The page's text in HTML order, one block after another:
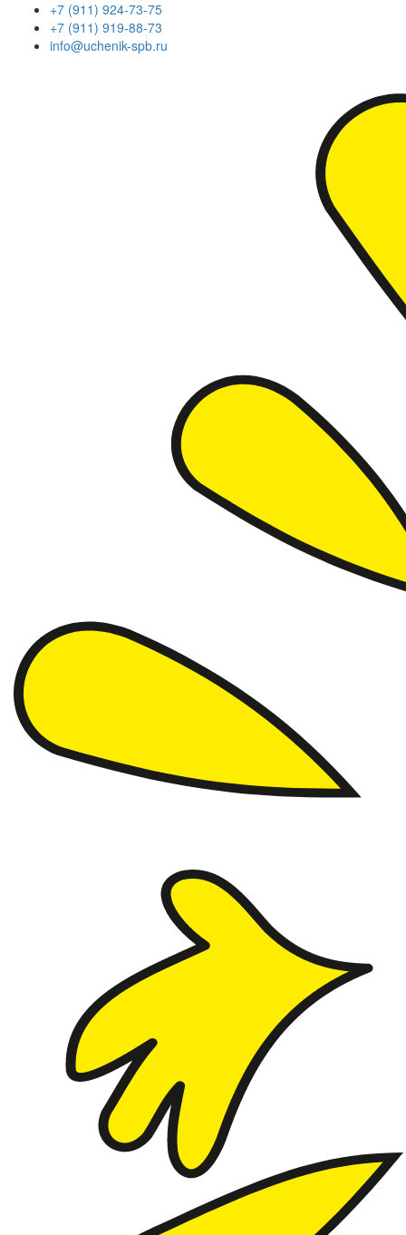
+7 (911) 924-73-75
+7 (911) 919-88-73
info@uchenik-spb.ru